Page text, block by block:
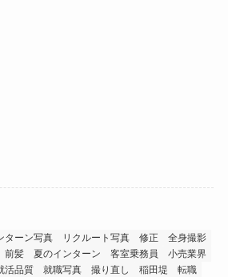
ターン写真 リクルート写真 修正
全身撮影
前髪 夏のインターン 客室乗務員
小売業界
活品質 就職写真 撮り直し 稲田堤 転職